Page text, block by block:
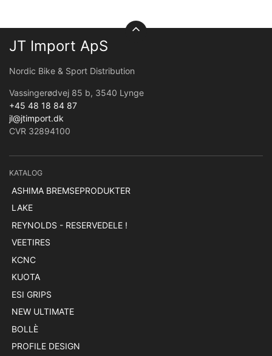
JT Import ApS
Nordic Bike & Sport Distribution
Vassingerødvej 85 b, 3540 Lynge
+45 48 18 84 87
jl@jtimport.dk
CVR 32894100
KATALOG
ASHIMA BREMSEPRODUKTER
LAKE
REYNOLDS - RESERVEDELE !
VEETIRES
KCNC
KUOTA
ESI GRIPS
NEW ULTIMATE
BOLLÈ
PROFILE DESIGN